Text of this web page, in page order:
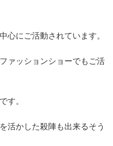
心にご活動されています。
ァッションショーでもご活
す。
活かした殺陣も出来るそう